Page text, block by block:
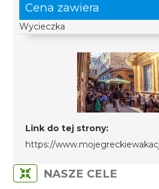
Cena zawiera
Wycieczka
Link do tej strony:
https://
NASZE CELE